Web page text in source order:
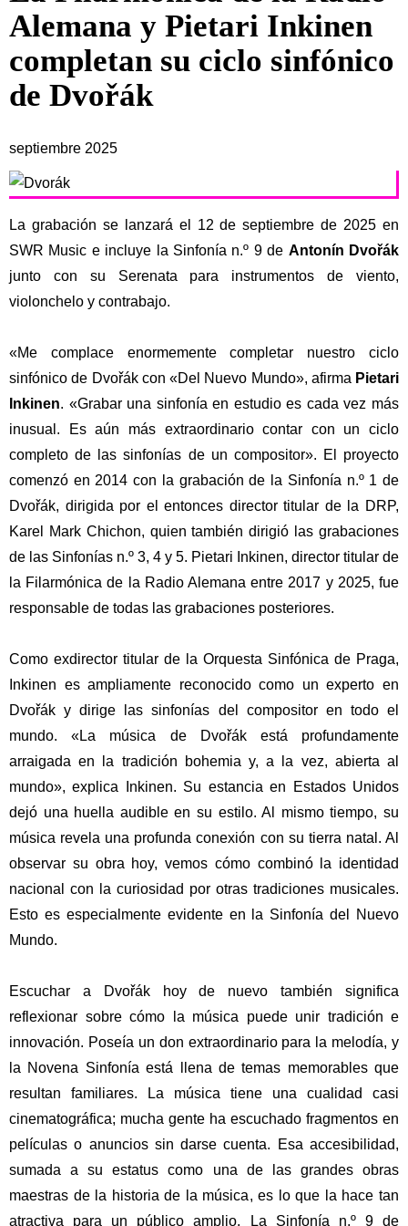
Alemana y Pietari Inkinen
completan su ciclo sinfónico
de Dvořák
septiembre 2025
La grabación se lanzará el 12 de septiembre de 2025 en
SWR Music e incluye la Sinfonía n.º 9 de Antonín Dvořák
junto con su Serenata para instrumentos de viento,
violonchelo y contrabajo.
«Me complace enormemente completar nuestro ciclo
sinfónico de Dvořák con «Del Nuevo Mundo», afirma Pietari
Inkinen. «Grabar una sinfonía en estudio es cada vez más
inusual.
Es aún más extraordinario contar con un ciclo
completo de las sinfonías de un compositor». El proyecto
comenzó en 2014 con la grabación de la Sinfonía n.º 1 de
Dvořák, dirigida por el entonces director titular de la DRP,
Karel Mark Chichon, quien también dirigió las grabaciones
de las Sinfonías n.º 3, 4 y 5. Pietari Inkinen, director titular de
la Filarmónica de la Radio Alemana entre 2017 y 2025, fue
responsable de todas las grabaciones posteriores.
Como exdirector titular de la Orquesta Sinfónica de Praga,
Inkinen es ampliamente reconocido como un experto en
Dvořák y dirige las sinfonías del compositor en todo el
mundo. «La música de Dvořák está profundamente
arraigada en la tradición bohemia y, a la vez, abierta al
mundo», explica Inkinen. Su estancia en Estados Unidos
dejó una huella audible en su estilo. Al mismo tiempo, su
música revela una profunda conexión con su tierra natal. Al
observar su obra hoy, vemos cómo combinó la identidad
nacional con la curiosidad por otras tradiciones musicales.
Esto es especialmente evidente en la Sinfonía del Nuevo
Mundo.
Escuchar a Dvořák hoy de nuevo también significa
reflexionar sobre cómo la música puede unir tradición e
innovación. Poseía un don extraordinario para la melodía, y
la Novena Sinfonía está llena de temas memorables que
resultan familiares. La música tiene una cualidad casi
cinematográfica; mucha gente ha escuchado fragmentos en
películas o anuncios sin darse cuenta. Esa accesibilidad,
sumada a su estatus como una de las grandes obras
maestras de la historia de la música, es lo que la hace tan
atractiva para un público amplio.
La Sinfonía n.º 9 de